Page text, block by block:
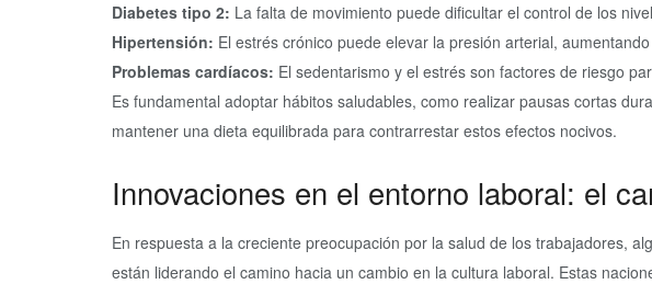
Diabetes tipo 2: La falta de movimiento puede dificultar el control de los
Hipertensión: El estrés crónico puede elevar la presión arterial,
Problemas cardíacos: El sedentarismo y el estrés son factores de riesgo
Es fundamental adoptar hábitos saludables, como realizar pausas cortas
mantener una dieta equilibrada para contrarrestar estos efectos nocivos.
Innovaciones en el entorno laboral: el
En respuesta a la creciente preocupación por la salud de los trabajadores,
están liderando el camino hacia un cambio en la cultura laboral. Estas